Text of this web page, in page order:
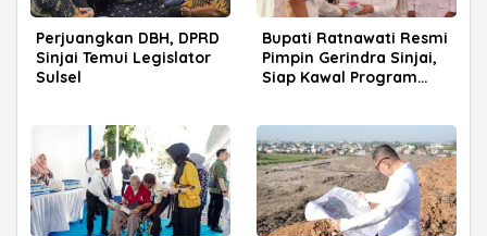
Perjuangkan DBH, DPRD
Sinjai Temui Legislator
Sulsel
Bupati Ratnawati Resmi
Pimpin Gerindra Sinjai,
Siap Kawal Program